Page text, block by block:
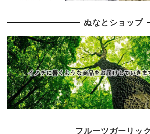
ぬなとショップ
フルーツガーリック